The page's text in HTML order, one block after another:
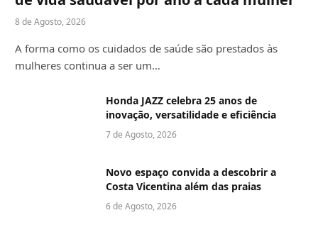
8 de Agosto, 2026
A forma como os cuidados de saúde são prestados às
mulheres continua a ser um…
Honda JAZZ celebra 25 anos de
inovação, versatilidade e eficiência
7 de Agosto, 2026
Novo espaço convida a descobrir a
Costa Vicentina além das praias
6 de Agosto, 2026